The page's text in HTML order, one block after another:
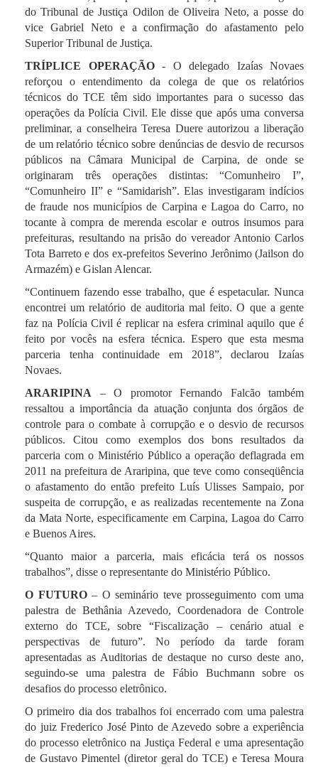
do Tribunal de Justiça Odilon de Oliveira Neto, a posse do
vice Gabriel Neto e a confirmação do afastamento pelo
Superior Tribunal de Justiça.
TRÍPLICE OPERAÇÃO - O delegado Izaías Novaes
reforçou o entendimento da colega de que os relatórios
técnicos do TCE têm sido importantes para o sucesso das
operações da Polícia Civil. Ele disse que após uma conversa
preliminar, a conselheira Teresa Duere autorizou a liberação
de um relatório técnico sobre denúncias de desvio de recursos
públicos na Câmara Municipal de Carpina, de onde se
originaram três operações distintas: “Comunheiro I”,
“Comunheiro II” e “Samidarish”. Elas investigaram indícios
de fraude nos municípios de Carpina e Lagoa do Carro, no
tocante à compra de merenda escolar e outros insumos para
prefeituras, resultando na prisão do vereador Antonio Carlos
Tota Barreto e dos ex-prefeitos Severino Jerônimo (Jailson do
Armazém) e Gislan Alencar.
“Continuem fazendo esse trabalho, que é espetacular. Nunca
encontrei um relatório de auditoria mal feito. O que a gente
faz na Polícia Civil é replicar na esfera criminal aquilo que é
feito por vocês na esfera técnica. Espero que esta mesma
parceria tenha continuidade em 2018”, declarou Izaías
Novaes.
ARARIPINA – O promotor Fernando Falcão também
ressaltou a importância da atuação conjunta dos órgãos de
controle para o combate à corrupção e o desvio de recursos
públicos. Citou como exemplos dos bons resultados da
parceria com o Ministério Público a operação deflagrada em
2011 na prefeitura de Araripina, que teve como conseqüência
o afastamento do então prefeito Luís Ulisses Sampaio, por
suspeita de corrupção, e as realizadas recentemente na Zona
da Mata Norte, especificamente em Carpina, Lagoa do Carro
e Buenos Aires.
“Quanto maior a parceria, mais eficácia terá os nossos
trabalhos”, disse o representante do Ministério Público.
O FUTURO– O seminário teve prosseguimento com uma
palestra de Bethânia Azevedo, Coordenadora de Controle
externo do TCE, sobre “Fiscalização – cenário atual e
perspectivas de futuro”. No período da tarde foram
apresentadas as Auditorias de destaque no curso deste ano,
seguindo-se uma palestra de Fábio Buchmann sobre os
desafios do processo eletrônico.
O primeiro dia dos trabalhos foi encerrado com uma palestra
do juiz Frederico José Pinto de Azevedo sobre a experiência
do processo eletrônico na Justiça Federal e uma apresentação
de Gustavo Pimentel (diretor geral do TCE) e Teresa Moura